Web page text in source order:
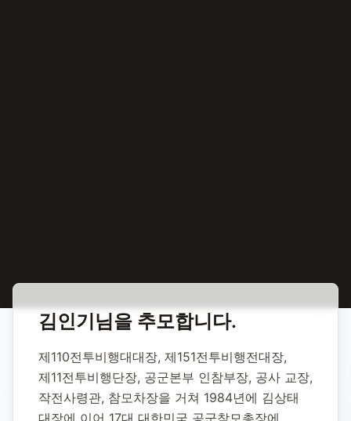
합동 추모 김인기 공군참모총장
김인기
공군참모총장
김인기 님을 추모합니다.
제110전투비행대대장, 제151전투비행전대장,
제11전투비행단장, 공군본부 인참부장, 공사 교장,
작전사령관, 참모차장을 거쳐 1984년에 김상태